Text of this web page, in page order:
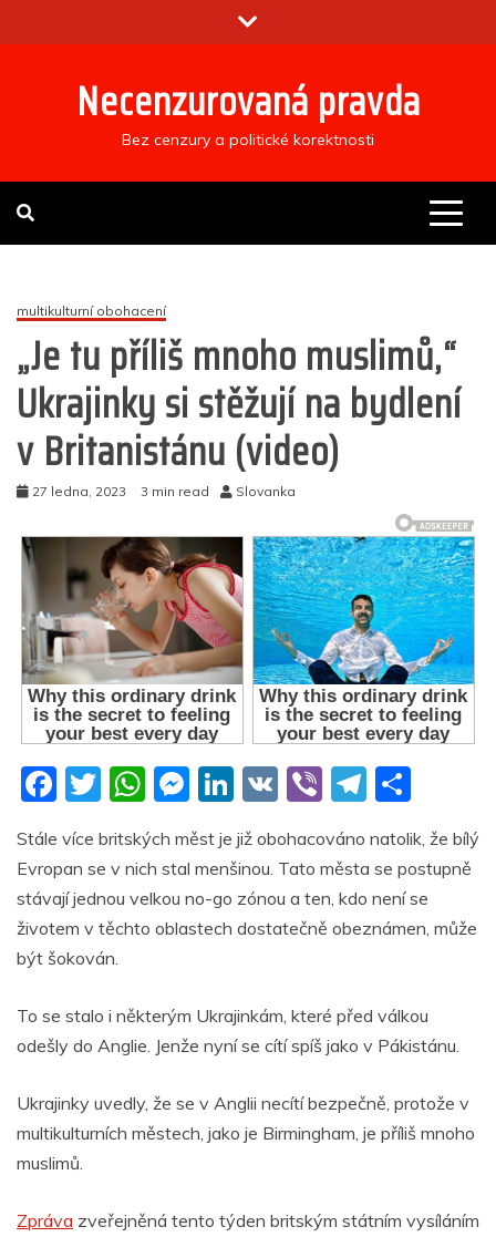
to
Necenzurovaná pravda
Bez cenzury a politické korektnosti
multikulturní obohacení
„Je tu příliš mnoho muslimů,“
Ukrajinky si stěžují na bydlení
v Britanistánu (video)
27 ledna, 2023 3 min read Slovanka
F
c
e
b
o
k
T
itt
er
W
at
s
A
M
e
ss
e
n
Li
n
k
e
dI
V
Vi
er
T
e
gr
a
ar
e
Stále více britských měst je již obohacováno natolik, že bílý
Evropan se v nich stal menšinou. Tato města se postupně
stávají jednou velkou no-go zónou a ten, kdo není se
životem v těchto oblastech dostatečně obeznámen, může
být šokován.
To se stalo i některým Ukrajinkám, které před válkou
odešly do Anglie. Jenže nyní se cítí spíš jako v Pákistánu.
Ukrajinky uvedly, že se v Anglii necítí bezpečně, protože v
multikulturních městech, jako je Birmingham, je příliš mnoho
muslimů.
Zpráva zveřejněná tento týden britským státním vysíláním